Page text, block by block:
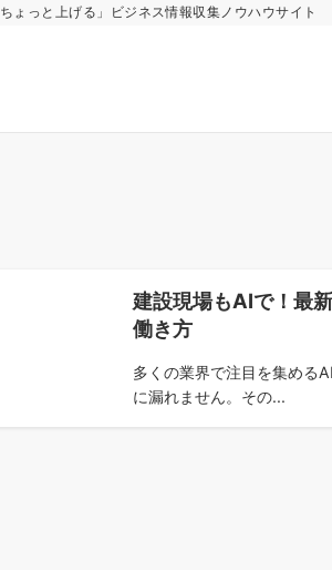
ょっと上げる」ビジネス情報収集ノウハウサイト
建設現場もAIで！最
働き方
多くの業界で注目を集める
に漏れません。その...